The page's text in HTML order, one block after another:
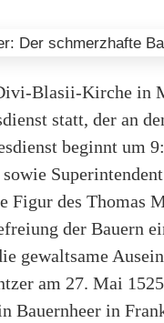
Blasii-Kirche in
statt, der an
beginnt um
des Thomas
der Bauern
gewaltsame
am 27. Mai
Bauernheer in